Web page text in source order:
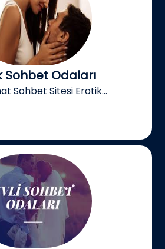
Sohbet Odaları
Sohbet Sitesi Erotik...